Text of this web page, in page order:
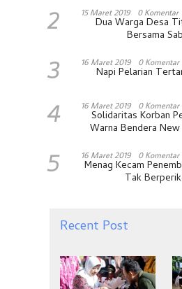
2 15 Maret 2019 0 Komentar
Dua Warga Desa
Bersama
3 16 Maret 2019 0 Komentar
Napi Pelarian
4 16 Maret 2019 0 Komentar
Solidaritas Korban
Warna Bendera
5 16 Maret 2019 0 Komentar
Menag Kecam
Tak
Recent Post